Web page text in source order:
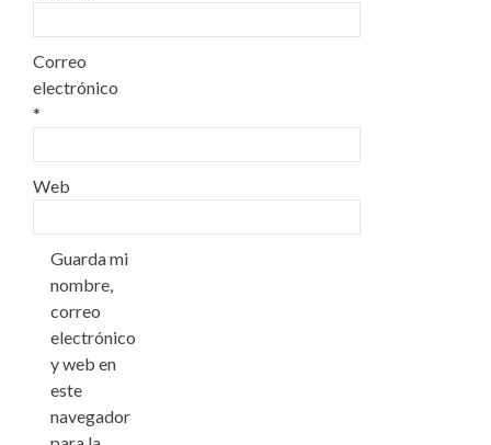
Correo
electrónico
*
Web
Guarda mi
nombre,
correo
electrónico
y web en
este
navegador